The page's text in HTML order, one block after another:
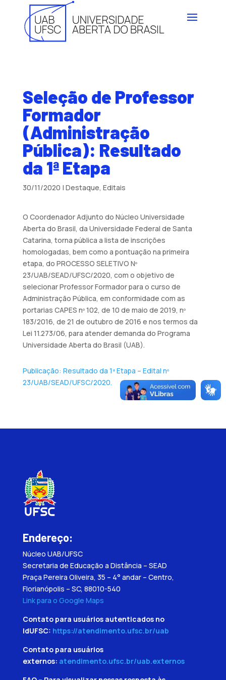
Seleção de Professor
Formador
(Administração
Pública): Resultado
da 1ª Etapa
30/11/2020 | Destaque, Editais
O Coordenador Adjunto do Núcleo Universidade
Aberta do Brasil, da Universidade Federal de Santa
Catarina, torna pública a lista de inscrições
homologadas, bem como a pontuação na primeira
etapa, do PROCESSO SELETIVO Nº
23/UAB/SEAD/UFSC/2020, com o objetivo de
selecionar Professor Formador para o curso de
Administração Pública, em conformidade com as
portarias CAPES nº 102, de 10 de maio de 2019, nº
183/2016, de 21 de outubro de 2016 e nos termos da
Lei 11.273/06, para atender demanda do Programa
Universidade Aberta do Brasil (UAB).
Publicação: Resultado da 1ª Etapa – Edital nº
23/UAB/SEAD/UFSC/2020.
Endereço:
Núcleo UAB/UFSC
Secretaria de Educação a Distância – SEAD
Praça Pereira Oliveira, 35 – 4° andar – Centro,
Florianópolis – SC, 88010-540
Link para o Google Maps
Contato para usuários autenticados no
IdUFSC: https://atendimento.ufsc.br/uab
Contato para usuários
externos: atendimento.ufsc.br/uab.externos